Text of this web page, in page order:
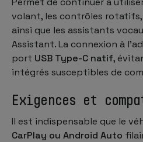
volant, les contrôles rotatifs,
ainsi que les assistants
Assistant. La connexion à
port USB Type-C natif,
intégrés susceptibles de
Exigences et
Il est indispensable que le
CarPlay ou Android Auto